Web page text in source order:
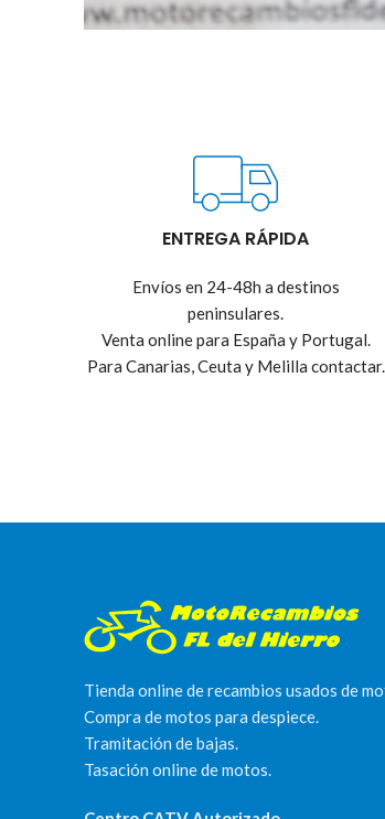
ENTREGA RÁPIDA
Envíos en 24-48h a destinos
peninsulares.
Venta online para España y Portugal.
Para Canarias, Ceuta y Melilla contactar.
Tienda online de recambios usados de
Compra de motos para despiece.
Tramitación de bajas.
Tasación online de motos.